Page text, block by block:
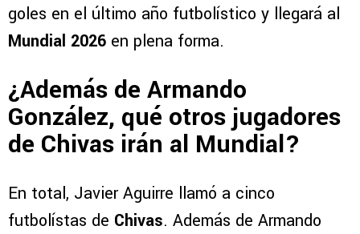
goles en el último año futbolístico y llegará al
Mundial 2026 en plena forma.
¿Además de Armando
González, qué otros jugadores
de Chivas irán al Mundial?
En total, Javier Aguirre llamó a cinco
futbolístas de Chivas. Además de Armando